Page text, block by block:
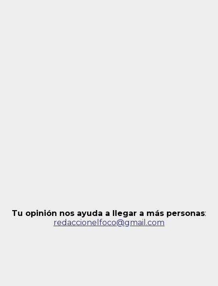
Tu opinión nos ayuda a llegar a más personas:
redaccionelfoco@gmail.com